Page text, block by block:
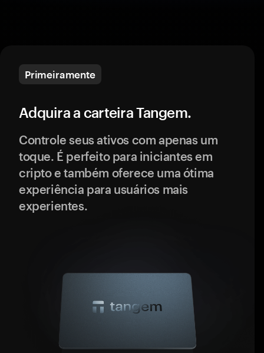
Primeiramente
Adquira a carteira Tangem.
Controle seus ativos com apenas um
toque. É perfeito para iniciantes em
cripto e também oferece uma ótima
experiência para usuários mais
experientes.